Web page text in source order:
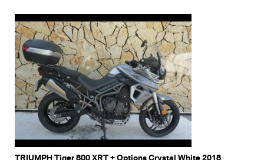
TRIUMPH Tiger 800 XRT + Options Crystal White 2018